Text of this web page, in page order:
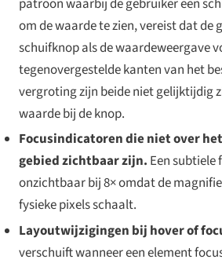
patroon waarbij de gebruiker een
om de waarde te zien, vereist dat de
schuifknop als de waardeweergave
tegenovergestelde kanten van het
vergroting zijn beide niet gelijktijdig
waarde bij de knop.
Focusindicatoren die niet over
gebied zichtbaar zijn. Een subtiele
onzichtbaar bij 8× omdat de
fysieke pixels schaalt.
Layoutwijzigingen bij hover of
verschuift wanneer een element